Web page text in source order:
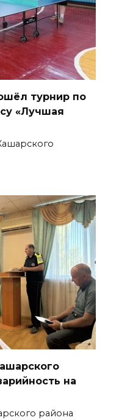
турнир по
«Лучшая
на
района